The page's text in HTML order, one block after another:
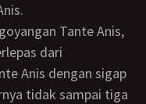
dari
Anis dengan sigap
tidak sampai tiga